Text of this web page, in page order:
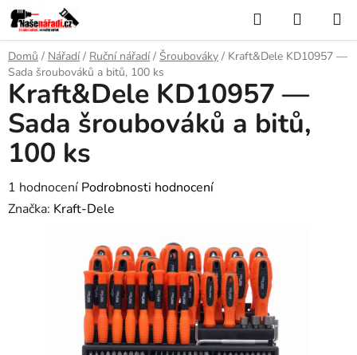
Přejít
na
obsah
Hledat
KOŠÍK
Domů / Nářadí / Ruční nářadí / Šroubováky / Kraft&Dele KD10957 —
Sada šroubováků a bitů, 100 ks
Kraft&Dele KD10957 —
Sada šroubováků a bitů,
100 ks
Průměrné
hodnocení
1 hodnocení Podrobnosti hodnocení
Značka: Kraft-Dele